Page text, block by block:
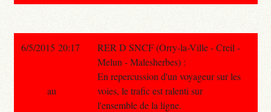
6/5/2015 20:17
RER D SNCF (Orry-la-Ville - Creil -
Melun - Malesherbes) :
En repercussion d'un voyageur sur les
voies, le trafic est ralenti sur
l'ensemble de la ligne.
au